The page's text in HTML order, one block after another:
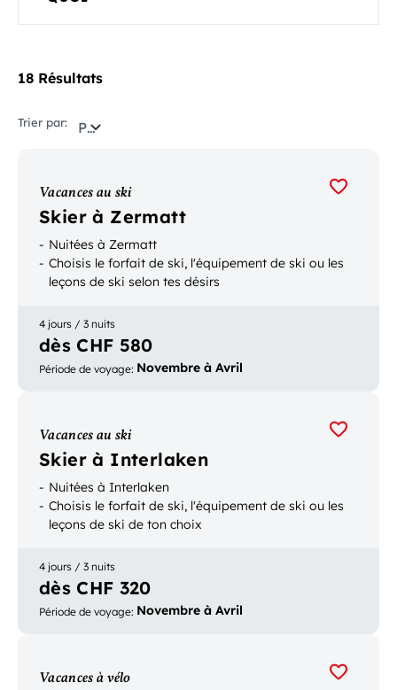
18 Résultats
Trier par: Pertinence
Vacances au ski
Skier à Zermatt
Nuitées à Zermatt
Choisis le forfait de ski, l'équipement de ski ou les
leçons de ski selon tes désirs
4 jours / 3 nuits
dès CHF 580
Période de voyage: Novembre à Avril
Vacances au ski
Skier à Interlaken
Nuitées à Interlaken
Choisis le forfait de ski, l'équipement de ski ou les
leçons de ski de ton choix
4 jours / 3 nuits
dès CHF 320
Période de voyage: Novembre à Avril
Vacances à vélo